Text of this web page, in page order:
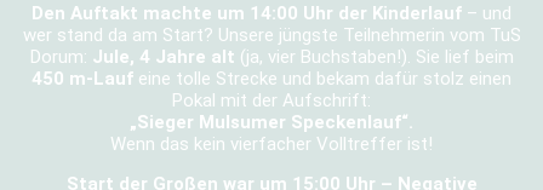
Den Auftakt machte um 14:00 Uhr der Kinderlauf – und
wer stand da am Start? Unsere jüngste Teilnehmerin vom TuS
Dorum: Jule, 4 Jahre alt (ja, vier Buchstaben!). Sie lief beim
450 m-Lauf eine tolle Strecke und bekam dafür stolz einen
Pokal mit der Aufschrift:
„Sieger Mulsumer Speckenlauf“.
Wenn das kein vierfacher Volltreffer ist!
Start der Großen war um 15:00 Uhr – Negative